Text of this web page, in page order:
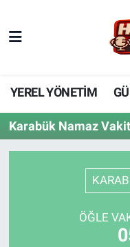
YEREL YÖNETİM
Karabük Namaz
ÖĞLE
YEREL YÖNETİM
GÜNCEL
BİLİM VE
Nöbetçi
Hava Durumu
Trafik Durumu
Tüm Manşetler
Son Dakika